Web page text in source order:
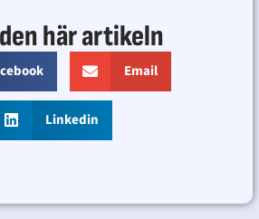
här artikeln
Email
Linkedin